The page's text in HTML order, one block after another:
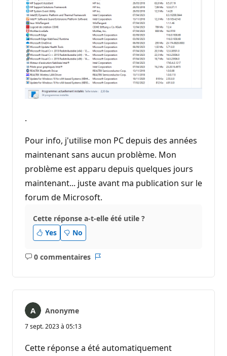
.
Pour info, j'utilise mon PC depuis des années
maintenant sans aucun problème. Mon
problème est apparu depuis quelques jours
maintenant... juste avant ma publication sur le
forum de Microsoft.
Cette réponse a-t-elle été utile ?
Yes
No
0 commentaires
Aucun
Anonyme
7 sept. 2023 à 05:13
Cette réponse a été automatiquement